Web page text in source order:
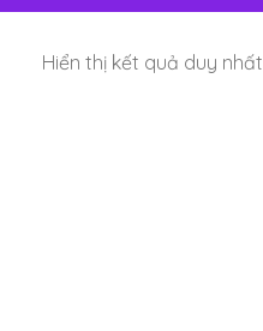
Hiển thị kết quả duy nhất